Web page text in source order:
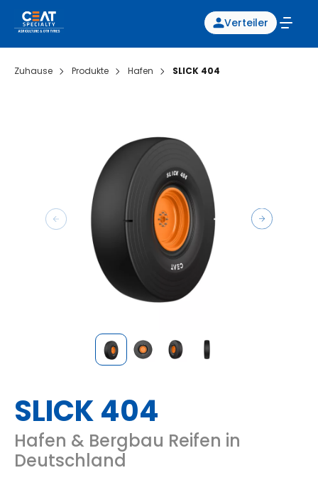
Verteiler
Zuhause Produkte Hafen SLICK 404
SLICK 404
Hafen & Bergbau Reifen in
Deutschland